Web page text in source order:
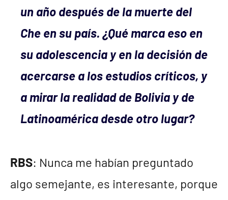
un año después de la muerte del
Che en su país. ¿Qué marca eso en
su adolescencia y en la decisión de
acercarse a los estudios críticos, y
a mirar la realidad de Bolivia y de
Latinoamérica desde otro lugar?
RBS: Nunca me habían preguntado
algo semejante, es interesante, porque